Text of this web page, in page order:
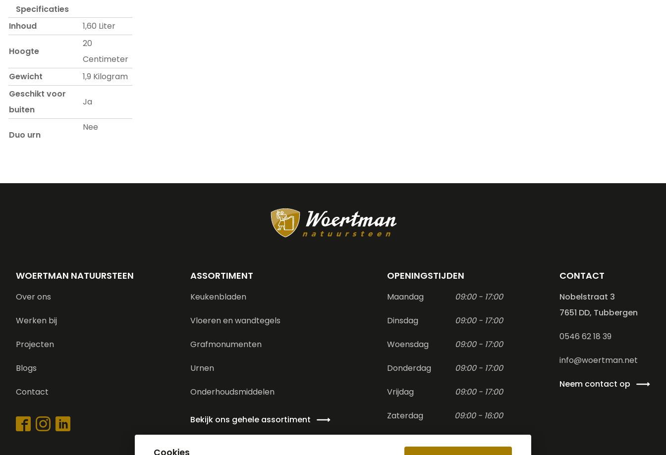
Specificaties
Inhoud
1,60 Liter
Hoogte
20
Centimeter
Gewicht
1,9 Kilogram
Geschikt voor
buiten
Ja
Duo urn
Nee
WOERTMAN NATUURSTEEN
Over ons
Werken bij
Projecten
Blogs
Contact
ASSORTIMENT
Keukenbladen
Vloeren en wandtegels
Grafmonumenten
Urnen
Onderhoudsmiddelen
Bekijk ons gehele assortiment
OPENINGSTIJDEN
Maandag 09:00 - 17:00
Dinsdag 09:00 - 17:00
Woensdag 09:00 - 17:00
Donderdag 09:00 - 17:00
Vrijdag 09:00 - 17:00
Zaterdag 09:00 - 16:00
CONTACT
Nobelstraat 3
7651 DD, Tubbergen
0546 62 18 39
info@woertman.net
Neem contact op